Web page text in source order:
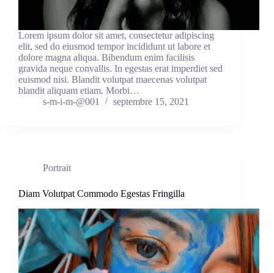
Lorem ipsum dolor sit amet, consectetur adipiscing
elit, sed do eiusmod tempor incididunt ut labore et
dolore magna aliqua. Bibendum enim facilisis
gravida neque convallis. In egestas erat imperdiet sed
euismod nisi. Blandit volutpat maecenas volutpat
blandit aliquam etiam. Morbi…
s-m-i-m-@001
septembre 15, 2021
Portrait
Diam Volutpat Commodo Egestas Fringilla